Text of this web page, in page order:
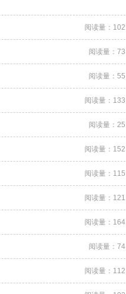
阅读量：102
阅读量：73
阅读量：55
阅读量：133
阅读量：25
阅读量：152
阅读量：115
阅读量：121
阅读量：164
阅读量：74
阅读量：112